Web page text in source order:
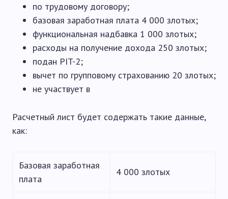
по трудовому договору;
базовая заработная плата 4 000 злотых;
функциональная надбавка 1 000 злотых;
расходы на получение дохода 250 злотых;
подан PIT-2;
вычет по групповому страхованию 20 злотых;
не участвует в
Расчетный лист будет содержать такие данные,
как:
Базовая заработная
плата
4 000 злотых